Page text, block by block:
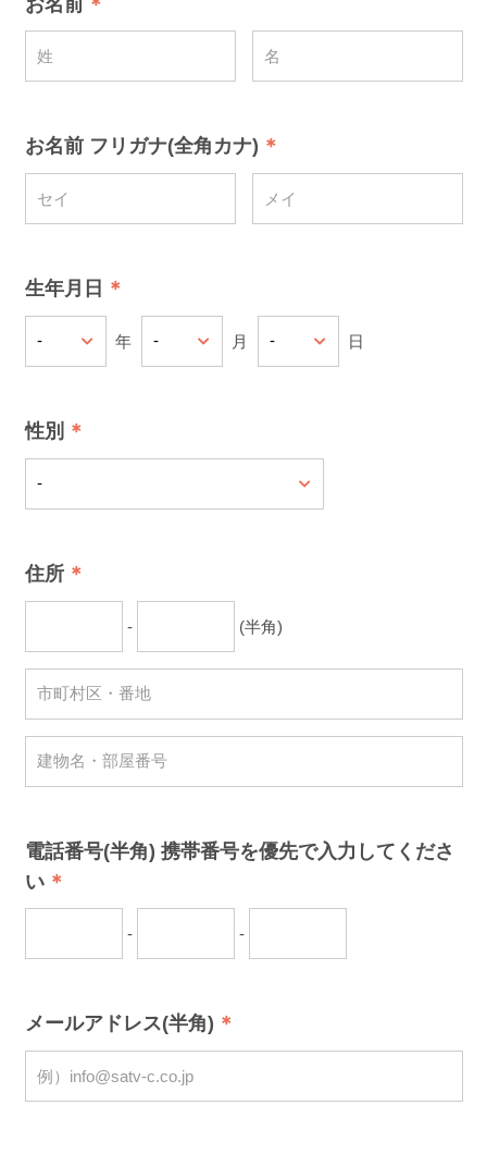
お名前 フリガナ(全角カナ)
生年月日
年 月 日
性別
住所
- (半角)
電話番号(半角) 携帯番号を優先で入力してくださ
い
- -
メールアドレス(半角)